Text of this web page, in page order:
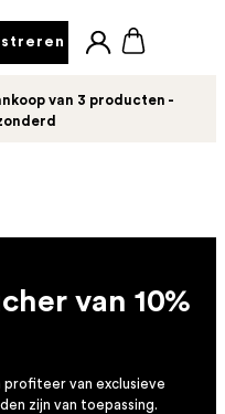
van 3 producten -
van 10%
profiteer van exclusieve
zijn van toepassing.